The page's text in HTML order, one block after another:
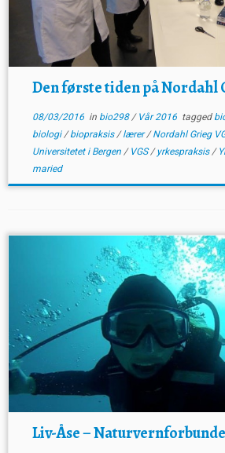
Den første tiden på Nordahl
08/03/2016in bio298/ Vår 2016 tagged
biologi/biopraksis/lærer/Nordahl Grieg
Universitetet i Bergen / VGS/yrkespraksis/
maried
Liv-Åse –